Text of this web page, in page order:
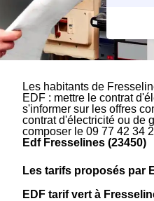
Les habitants de
EDF : mettre le contrat
s'informer sur les offres
contrat d'électricité ou de
composer le 09 77 42 34
Edf Fresselines (23450)
Les tarifs proposés par
EDF tarif vert à